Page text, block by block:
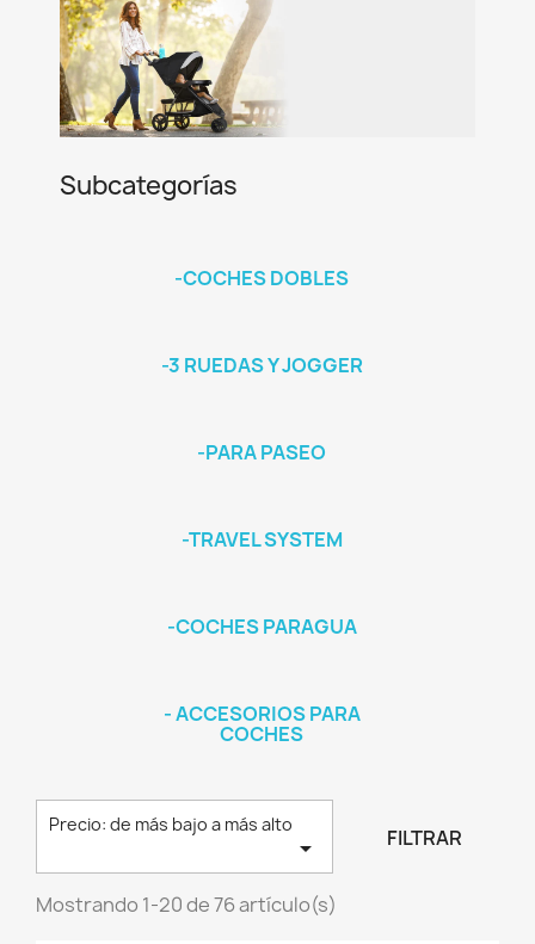
Subcategorías
-COCHES DOBLES
-3 RUEDAS Y JOGGER
-PARA PASEO
-TRAVEL SYSTEM
-COCHES PARAGUA
- ACCESORIOS PARA
COCHES
Precio: de más bajo a más alto
 FILTRAR
Mostrando 1-20 de 76 artículo(s)